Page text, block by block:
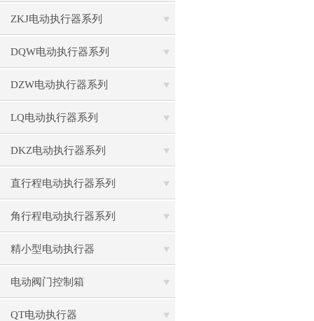
ZKJ电动执行器系列
DQW电动执行器系列
DZW电动执行器系列
LQ电动执行器系列
DKZ电动执行器系列
直行程电动执行器系列
角行程电动执行器系列
精小型电动执行器
电动阀门控制箱
QT电动执行器